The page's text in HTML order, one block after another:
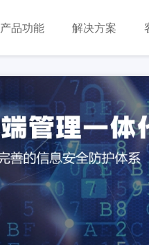
产品功能 解决方案